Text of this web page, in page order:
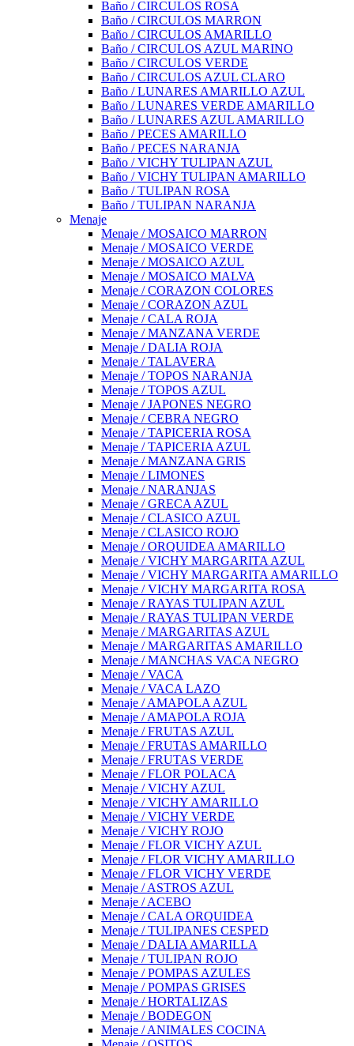
Baño / CIRCULOS ROSA
Baño / CIRCULOS MARRON
Baño / CIRCULOS AMARILLO
Baño / CIRCULOS AZUL MARINO
Baño / CIRCULOS VERDE
Baño / CIRCULOS AZUL CLARO
Baño / LUNARES AMARILLO AZUL
Baño / LUNARES VERDE AMARILLO
Baño / LUNARES AZUL AMARILLO
Baño / PECES AMARILLO
Baño / PECES NARANJA
Baño / VICHY TULIPAN AZUL
Baño / VICHY TULIPAN AMARILLO
Baño / TULIPAN ROSA
Baño / TULIPAN NARANJA
Menaje
Menaje / MOSAICO MARRON
Menaje / MOSAICO VERDE
Menaje / MOSAICO AZUL
Menaje / MOSAICO MALVA
Menaje / CORAZON COLORES
Menaje / CORAZON AZUL
Menaje / CALA ROJA
Menaje / MANZANA VERDE
Menaje / DALIA ROJA
Menaje / TALAVERA
Menaje / TOPOS NARANJA
Menaje / TOPOS AZUL
Menaje / JAPONES NEGRO
Menaje / CEBRA NEGRO
Menaje / TAPICERIA ROSA
Menaje / TAPICERIA AZUL
Menaje / MANZANA GRIS
Menaje / LIMONES
Menaje / NARANJAS
Menaje / GRECA AZUL
Menaje / CLASICO AZUL
Menaje / CLASICO ROJO
Menaje / ORQUIDEA AMARILLO
Menaje / VICHY MARGARITA AZUL
Menaje / VICHY MARGARITA AMARILLO
Menaje / VICHY MARGARITA ROSA
Menaje / RAYAS TULIPAN AZUL
Menaje / RAYAS TULIPAN VERDE
Menaje / MARGARITAS AZUL
Menaje / MARGARITAS AMARILLO
Menaje / MANCHAS VACA NEGRO
Menaje / VACA
Menaje / VACA LAZO
Menaje / AMAPOLA AZUL
Menaje / AMAPOLA ROJA
Menaje / FRUTAS AZUL
Menaje / FRUTAS AMARILLO
Menaje / FRUTAS VERDE
Menaje / FLOR POLACA
Menaje / VICHY AZUL
Menaje / VICHY AMARILLO
Menaje / VICHY VERDE
Menaje / VICHY ROJO
Menaje / FLOR VICHY AZUL
Menaje / FLOR VICHY AMARILLO
Menaje / FLOR VICHY VERDE
Menaje / ASTROS AZUL
Menaje / ACEBO
Menaje / CALA ORQUIDEA
Menaje / TULIPANES CESPED
Menaje / DALIA AMARILLA
Menaje / TULIPAN ROJO
Menaje / POMPAS AZULES
Menaje / POMPAS GRISES
Menaje / HORTALIZAS
Menaje / BODEGON
Menaje / ANIMALES COCINA